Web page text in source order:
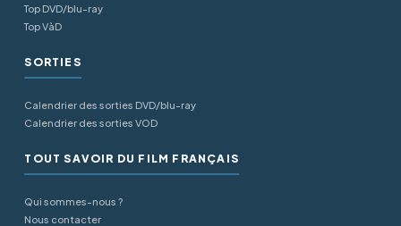
Top DVD/blu-ray
Top VàD
SORTIES
Calendrier des sorties DVD/blu-ray
Calendrier des sorties VOD
TOUT SAVOIR DU FILM FRANÇAIS
Qui sommes-nous ?
Nous contacter